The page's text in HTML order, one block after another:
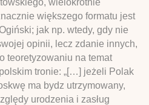
większego formatu jest
jak np. wtedy, gdy nie
opinii, lecz zdanie innych,
teoretyzowaniu na temat
tronie: „[…] jeżeli Polak
ma bydz utrzymowany,
urodzenia i zasług